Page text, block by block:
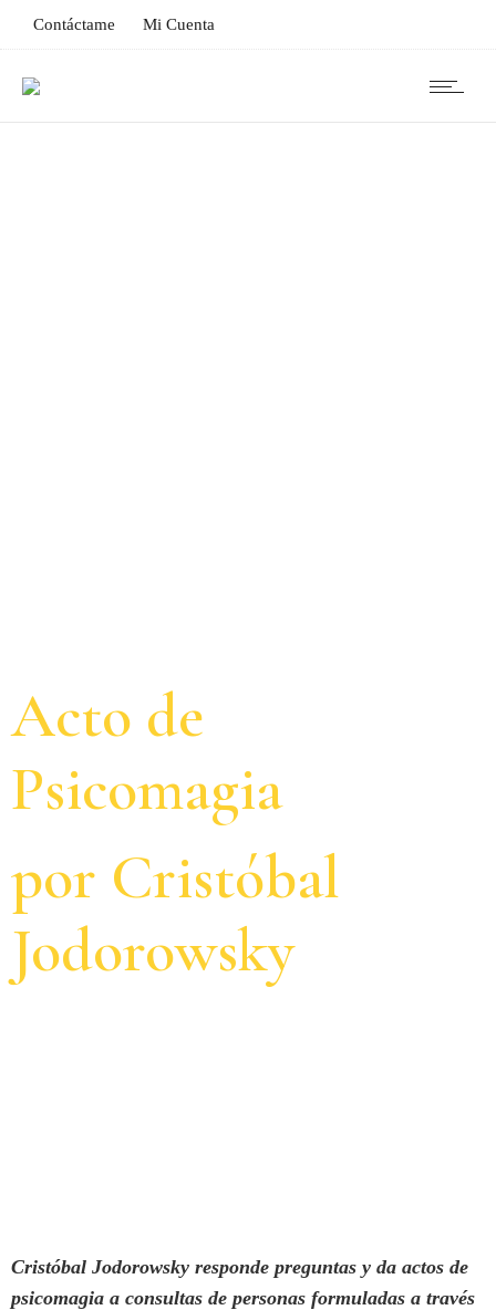
Contáctame Mi Cuenta
Acto de
Psicomagia
por Cristóbal
Jodorowsky
Cristóbal Jodorowsky responde preguntas y da actos de
psicomagia a consultas de personas formuladas a través